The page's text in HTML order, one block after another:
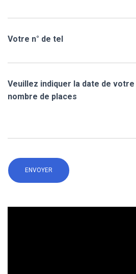
Votre n° de tel
Veuillez indiquer la date de
nombre de places